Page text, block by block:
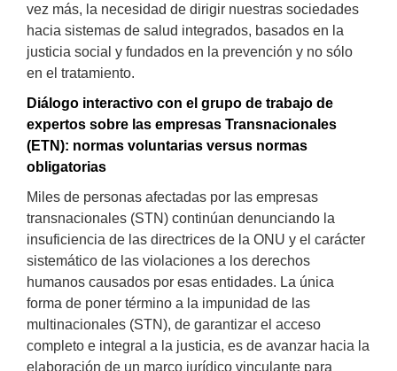
vez más, la necesidad de dirigir nuestras sociedades
hacia sistemas de salud integrados, basados en la
justicia social y fundados en la prevención y no sólo
en el tratamiento.
Diálogo interactivo con el grupo de trabajo de
expertos sobre las empresas Transnacionales
(ETN): normas voluntarias versus normas
obligatorias
Miles de personas afectadas por las empresas
transnacionales (STN) continúan denunciando la
insuficiencia de las directrices de la ONU y el carácter
sistemático de las violaciones a los derechos
humanos causados por esas entidades. La única
forma de poner término a la impunidad de las
multinacionales (STN), de garantizar el acceso
completo e integral a la justicia, es de avanzar hacia la
elaboración de un marco jurídico vinculante para